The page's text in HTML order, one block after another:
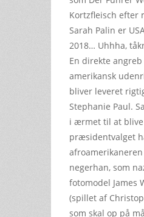
Kortzfleisch efter
Sarah Palin er
2018… Uhhha,
En direkte angreb
amerikansk
bliver leveret
Stephanie Paul.
i ærmet til at blive
præsidentvalget
negerhan, som
fotomodel James
(spillet af
som skal op på